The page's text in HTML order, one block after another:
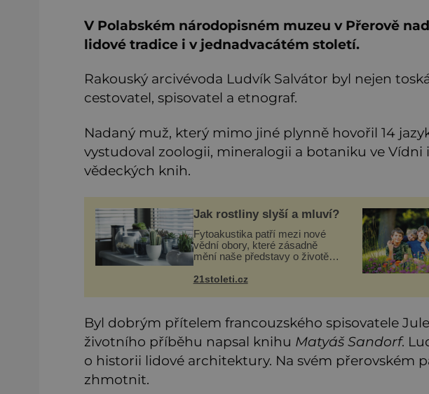
V Polabském národopisném muzeu v Přerově
lidové tradice i v jednadvacátém století.
Rakouský arcivévoda Ludvík Salvátor byl nejen
cestovatel, spisovatel a etnograf.
Nadaný muž, který mimo jiné plynně hovořil 14
vystudoval zoologii, mineralogii a botaniku ve Vídni
vědeckých knih.
Jak rostliny slyší a mluví?
Fytoakustika patří mezi nové
vědní obory, které zásadně
mění naše představy o životě
rostlin. Ještě před několika
desetiletími byly rostliny
organismy, které pouze reaguj
21stoleti.cz
Byl dobrým přítelem francouzského spisovatele
životního příběhu napsal knihu Matyáš Sandorf.
o historii lidové architektury. Na svém přerovském
zhmotnit.